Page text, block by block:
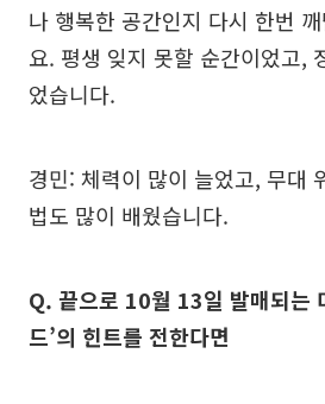
나 행복한 공간인지 다시 한번
요. 평생 잊지 못할 순간이었고,
었습니다.
경민: 체력이 많이 늘었고, 무대
법도 많이 배웠습니다.
Q. 끝으로 10월 13일 발매되는
드’의 힌트를 전한다면